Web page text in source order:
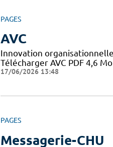
PAGES
AVC
Innovation
Télécharger AVC PDF 4,6 Mo
17/06/2026 13:48
PAGES
Messagerie-CHU